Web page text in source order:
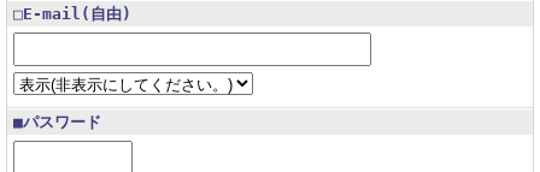
□E-mail(自由)
■パスワード